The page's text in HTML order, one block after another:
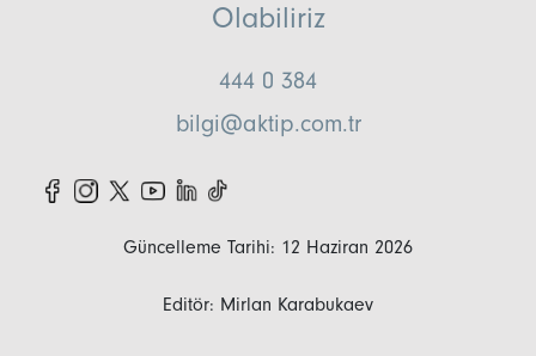
Olabiliriz
444 0 384
bilgi@aktip.com.tr
Güncelleme Tarihi: 12 Haziran 2026
Editör: Mirlan Karabukaev